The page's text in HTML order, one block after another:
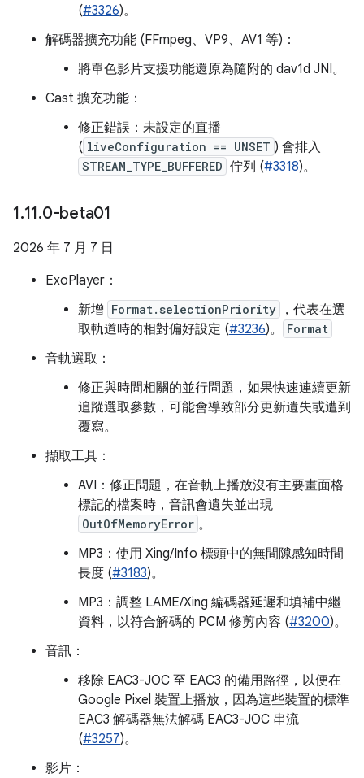
(#3326)。
解碼器擴充功能 (FFmpeg、VP9、AV1 等)：
將單色影片支援功能還原為隨附的 dav1d JNI。
Cast 擴充功能：
修正錯誤：未設定的直播
( liveConfiguration == UNSET ) 會排入
STREAM_TYPE_BUFFERED 佇列 (#3318)。
1.11.0-beta01
2026 年 7 月 7 日
ExoPlayer：
新增 Format.selectionPriority
，代表在選
取軌道時的相對偏好設定 (#3236)。 Format
音軌選取：
修正與時間相關的並行問題，如果快速連續更新
追蹤選取參數，可能會導致部分更新遺失或遭到
覆寫。
擷取工具：
AVI：修正問題，在音軌上播放沒有主要畫面格
標記的檔案時，音訊會遺失並出現
OutOfMemoryError 。
MP3：使用 Xing/Info 標頭中的無間隙感知時間
長度 (#3183)。
MP3：調整 LAME/Xing 編碼器延遲和填補中繼
資料，以符合解碼的 PCM 修剪內容 (#3200)。
音訊：
移除 EAC3-JOC 至 EAC3 的備用路徑，以便在
Google Pixel 裝置上播放，因為這些裝置的標準
EAC3 解碼器無法解碼 EAC3-JOC 串流
(#3257)。
影片：